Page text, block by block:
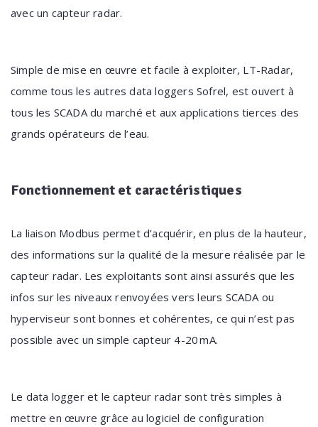
avec un capteur radar.
Simple de mise en œuvre et facile à exploiter, LT-Radar,
comme tous les autres data loggers Sofrel, est ouvert à
tous les SCADA du marché et aux applications tierces des
grands opérateurs de l’eau.
Fonctionnement et caractéristiques
La liaison Modbus permet d’acquérir, en plus de la hauteur,
des informations sur la qualité de la mesure réalisée par le
capteur radar. Les exploitants sont ainsi assurés que les
infos sur les niveaux renvoyées vers leurs SCADA ou
hyperviseur sont bonnes et cohérentes, ce qui n’est pas
possible avec un simple capteur 4-20 mA.
Le data logger et le capteur radar sont très simples à
mettre en œuvre grâce au logiciel de configuration